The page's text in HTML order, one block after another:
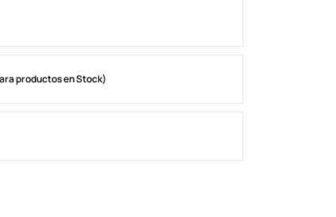
productos en Stock)